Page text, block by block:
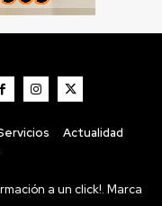
Actualidad
a un click!. Marca